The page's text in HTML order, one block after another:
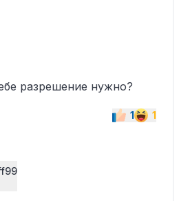
разрешение нужно?
1
1